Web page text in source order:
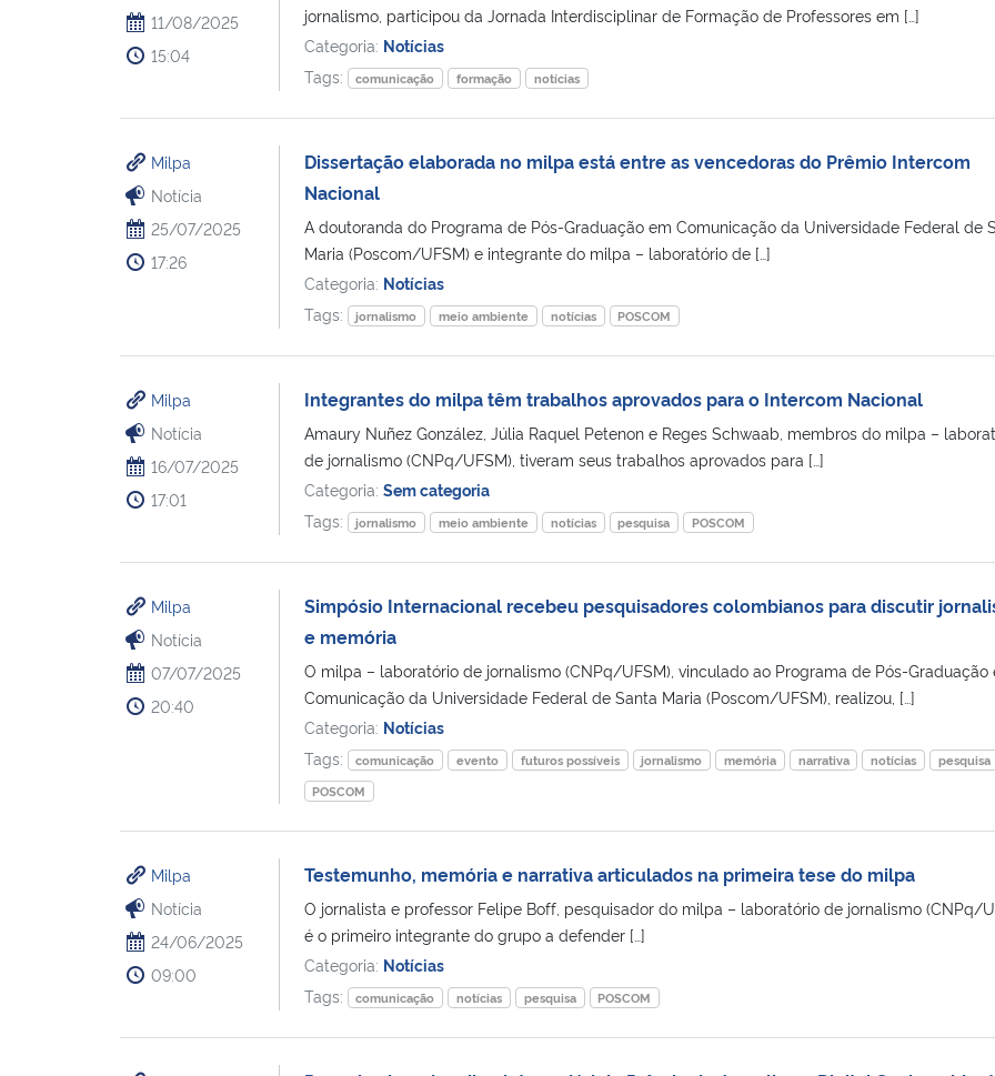
11/08/2025
15:04
jornalismo, participou da Jornada Interdisciplinar de Formação de Professores em […]
Categoria: Notícias
Tags:
comunicação formação notícias
Milpa
Notícia
25/07/2025
17:26
Dissertação elaborada no milpa está entre as vencedoras do Prêmio Intercom
Nacional
A doutoranda do Programa de Pós-Graduação em Comunicação da Universidade Federal de
Maria (Poscom/UFSM) e integrante do milpa – laboratório de […]
Categoria: Notícias
Tags:
jornalismo meio ambiente notícias POSCOM
Milpa
Notícia
16/07/2025
17:01
Integrantes do milpa têm trabalhos aprovados para o Intercom Nacional
Amaury Nuñez González, Júlia Raquel Petenon e Reges Schwaab, membros do milpa –
de jornalismo (CNPq/UFSM), tiveram seus trabalhos aprovados para […]
Categoria: Sem categoria
Tags:
jornalismo meio ambiente notícias pesquisa POSCOM
Milpa
Notícia
07/07/2025
20:40
Simpósio Internacional ​recebeu pesquisadores ​colombianos ​para discutir
e memória
O milpa – laboratório de jornalismo (CNPq/UFSM), vinculado ao Programa de Pós-Graduação
Comunicação da Universidade Federal de Santa Maria (Poscom/UFSM), realizou, […]
Categoria: Notícias
Tags:
comunicação evento futuros possíveis jornalismo memória narrativa notícias
pesquisa
POSCOM
Milpa
Notícia
24/06/2025
09:00
Testemunho, memória e narrativa articulados na primeira tese do milpa
O jornalista e professor Felipe Boff, pesquisador do milpa – laboratório de jornalismo (CNPq/
é o primeiro integrante do grupo a defender […]
Categoria: Notícias
Tags:
comunicação notícias pesquisa POSCOM